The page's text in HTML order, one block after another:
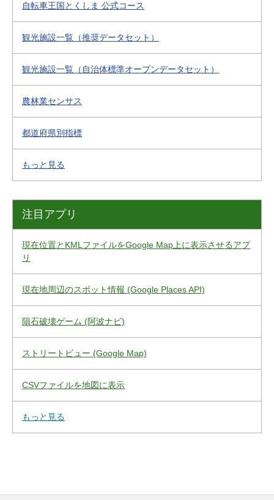
自転車王国とくしま 公式コース
観光施設一覧（推奨データセット）
観光施設一覧（自治体標準オープンデータセット）
農林業センサス
都道府県別指標
もっと見る
注目アプリ
現在位置とKMLファイルをGoogle Map上に表示させるアプ
リ
現在地周辺のスポット情報 (Google Places API)
隕石破壊ゲーム (阿波ナビ)
ストリートビュー (Google Map)
CSVファイルを地図に表示
もっと見る